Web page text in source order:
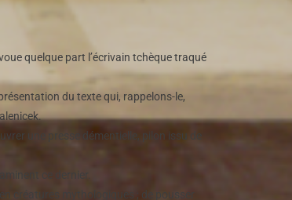
quelque part l’écrivain tchèque traqué
du texte qui, rappelons-le,
une presse démentielle, pilon issu de
ce dernier.
créatures mythologiques ; de pousser